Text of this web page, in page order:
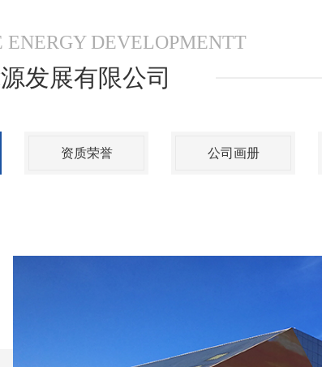
DEVELOPMENTT
发展有限公司
资质荣誉 公司画册